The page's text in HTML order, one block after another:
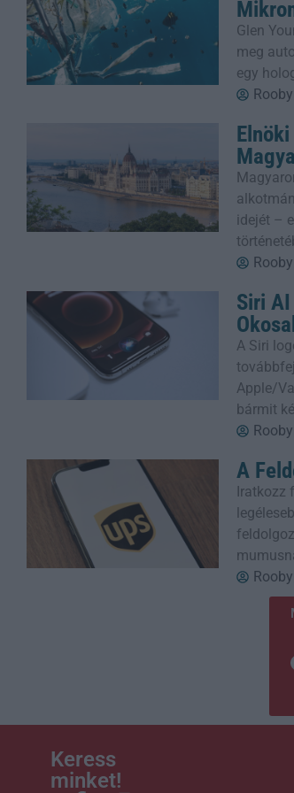
Glen
meg
egy
Rooby
idejét –
Rooby
Siri
A Siri
Apple/
bármit
Rooby
A
Iratkozz
Rooby
Keress
minket!